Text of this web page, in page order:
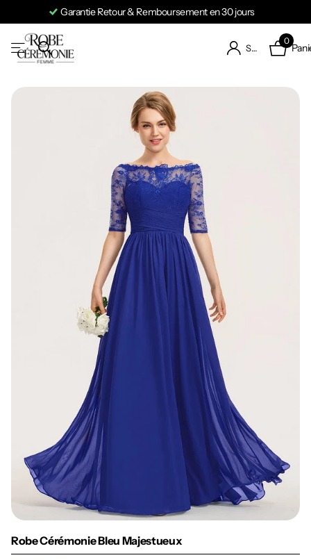
Garantie Retour & Remboursement en 30 jours
S'identifier
0
Robe Cérémonie Bleu Majestueux